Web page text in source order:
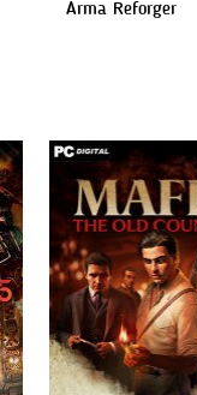
Arma Reforger